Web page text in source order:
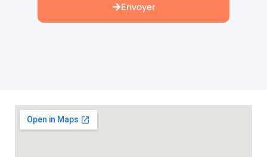
Envoyer